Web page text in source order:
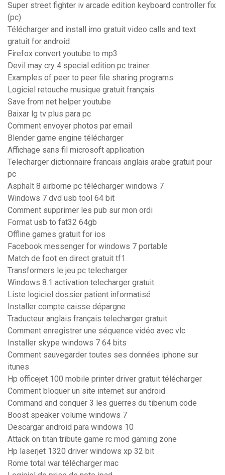
Super street fighter iv arcade edition keyboard controller fix
(pc)
Télécharger and install imo gratuit video calls and text
gratuit for android
Firefox convert youtube to mp3
Devil may cry 4 special edition pc trainer
Examples of peer to peer file sharing programs
Logiciel retouche musique gratuit français
Save from net helper youtube
Baixar lg tv plus para pc
Comment envoyer photos par email
Blender game engine télécharger
Affichage sans fil microsoft application
Telecharger dictionnaire francais anglais arabe gratuit pour
pc
Asphalt 8 airborne pc télécharger windows 7
Windows 7 dvd usb tool 64 bit
Comment supprimer les pub sur mon ordi
Format usb to fat32 64gb
Offline games gratuit for ios
Facebook messenger for windows 7 portable
Match de foot en direct gratuit tf1
Transformers le jeu pc telecharger
Windows 8.1 activation telecharger gratuit
Liste logiciel dossier patient informatisé
Installer compte caisse dépargne
Traducteur anglais français telecharger gratuit
Comment enregistrer une séquence vidéo avec vlc
Installer skype windows 7 64 bits
Comment sauvegarder toutes ses données iphone sur
itunes
Hp officejet 100 mobile printer driver gratuit télécharger
Comment bloquer un site internet sur android
Command and conquer 3 les guerres du tiberium code
Boost speaker volume windows 7
Descargar android para windows 10
Attack on titan tribute game rc mod gaming zone
Hp laserjet 1320 driver windows xp 32 bit
Rome total war télécharger mac